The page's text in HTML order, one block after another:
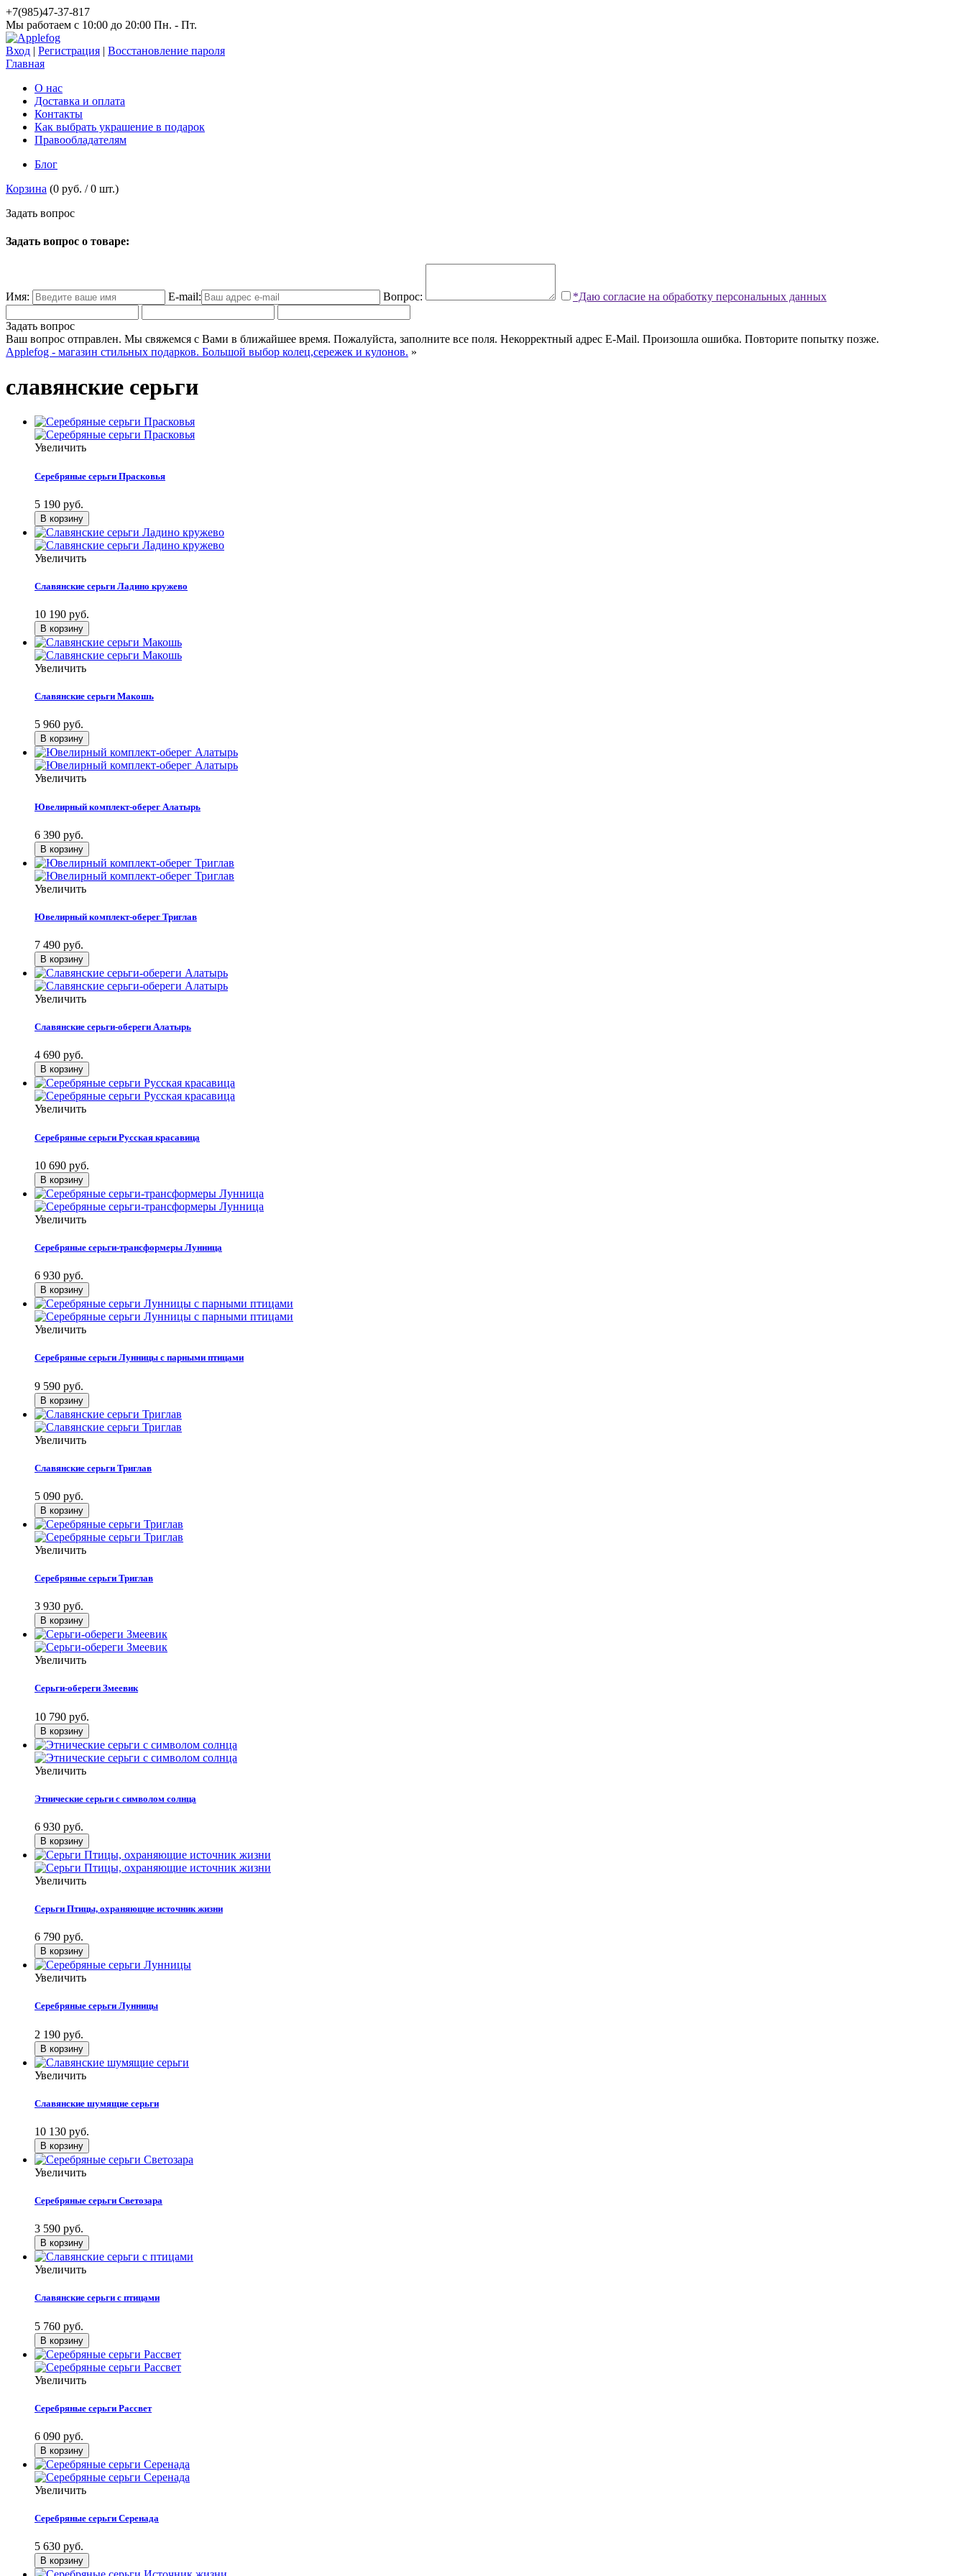
+7(985)47-37-817
Мы работаем c 10:00 до 20:00 Пн. - Пт.
Вход | Регистрация | Восстановление пароля
Главная
О нас
Доставка и оплата
Контакты
Как выбрать украшение в подарок
Правообладателям
Блог
Корзина (0 руб. /0 шт.)
Задать вопрос
Задать вопрос о товаре:
Имя: E-mail: Вопрос: *Даю согласие на обработку персональных данных
Задать вопрос
Ваш вопрос отправлен. Мы свяжемся с Вами в ближайшее время. Пожалуйста, заполните все поля. Некорректный адрес E-Mail. Произошла ошибка. Повторите попытку позже.
Applefog - магазин стильных подарков. Большой выбор колец,сережек и кулонов. »
славянские серьги
Увеличить
Серебряные серьги Прасковья
5 190 руб.
Увеличить
Славянские серьги Ладино кружево
10 190 руб.
Увеличить
Славянские серьги Макошь
5 960 руб.
Увеличить
Ювелирный комплект-оберег Алатырь
6 390 руб.
Увеличить
Ювелирный комплект-оберег Триглав
7 490 руб.
Увеличить
Славянские серьги-обереги Алатырь
4 690 руб.
Увеличить
Серебряные серьги Русская красавица
10 690 руб.
Увеличить
Серебряные серьги-трансформеры Лунница
6 930 руб.
Увеличить
Серебряные серьги Лунницы с парными птицами
9 590 руб.
Увеличить
Славянские серьги Триглав
5 090 руб.
Увеличить
Серебряные серьги Триглав
3 930 руб.
Увеличить
Серьги-обереги Змеевик
10 790 руб.
Увеличить
Этнические серьги с символом солнца
6 930 руб.
Увеличить
Серьги Птицы, охраняющие источник жизни
6 790 руб.
Увеличить
Серебряные серьги Лунницы
2 190 руб.
Увеличить
Славянские шумящие серьги
10 130 руб.
Увеличить
Серебряные серьги Светозара
3 590 руб.
Увеличить
Славянские серьги с птицами
5 760 руб.
Увеличить
Серебряные серьги Рассвет
6 090 руб.
Увеличить
Серебряные серьги Серенада
5 630 руб.